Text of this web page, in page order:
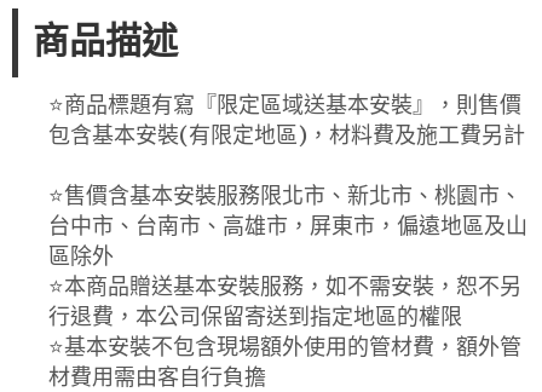
商品描述
⭐️商品標題有寫『限定區域送基本安裝』，則售價
包含基本安裝(有限定地區)，材料費及施工費另計
⭐️售價含基本安裝服務限北市、新北市、桃園市、
台中市、台南市、高雄市，屏東市，偏遠地區及山
區除外
⭐️本商品贈送基本安裝服務，如不需安裝，恕不另
行退費，本公司保留寄送到指定地區的權限
⭐️基本安裝不包含現場額外使用的管材費，額外管
材費用需由客自行負擔